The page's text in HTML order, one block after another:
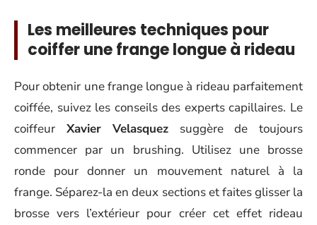
Les meilleures techniques pour
coiffer une frange longue à rideau
Pour obtenir une frange longue à rideau parfaitement
coiffée, suivez les conseils des experts capillaires. Le
coiffeur Xavier Velasquez suggère de toujours
commencer par un brushing. Utilisez une brosse
ronde pour donner un mouvement naturel à la
frange. Séparez-la en deux sections et faites glisser la
brosse vers l’extérieur pour créer cet effet rideau